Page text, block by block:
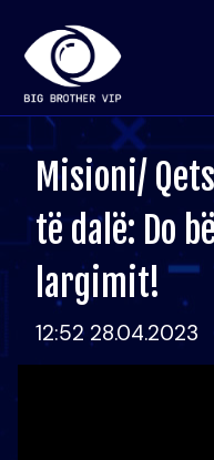
Misioni/
të dalë: Do
largimit!
12:52 28.04.2023